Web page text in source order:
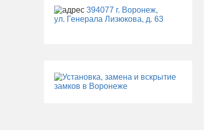
394077 г. Воронеж,
ул. Генерала Лизюкова, д. 63